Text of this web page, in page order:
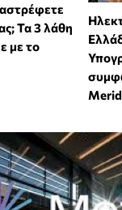
Τα 3 λάθη
με το